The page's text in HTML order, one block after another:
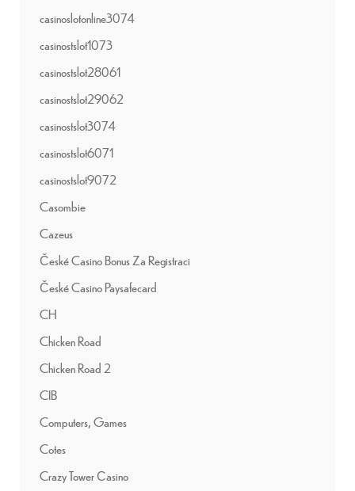
casinoslotonline3074
casinostslot1073
casinostslot28061
casinostslot29062
casinostslot3074
casinostslot6071
casinostslot9072
Casombie
Cazeus
České Casino Bonus Za Registraci
České Casino Paysafecard
CH
Chicken Road
Chicken Road 2
CIB
Computers, Games
Cotes
Crazy Tower Сasino